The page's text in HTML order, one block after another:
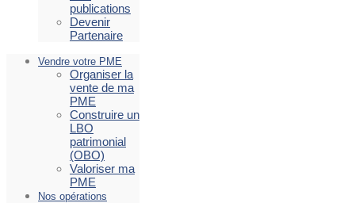
publications
Devenir
Partenaire
Vendre votre PME
Organiser la
vente de ma
PME
Construire un
LBO
patrimonial
(OBO)
Valoriser ma
PME
Nos opérations